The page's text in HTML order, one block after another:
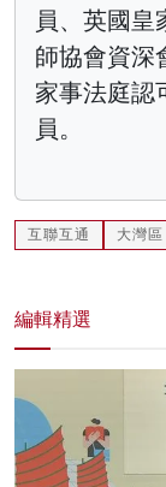
員、英國
師協會資深
家事法庭認
員。
互聯互通 大灣區
編輯精選